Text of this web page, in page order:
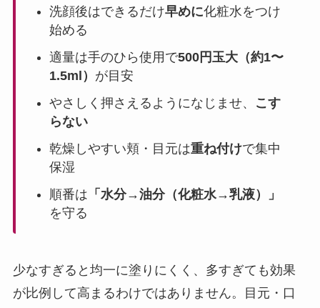
洗顔後はできるだけ早めに化粧水をつけ
始める
適量は手のひら使用で500円玉大（約1〜
1.5ml） が目安
やさしく押さえるようになじませ、
こす
らない
乾燥しやすい頬・目元は重ね付けで集中
保湿
順番は 「水分→油分（化粧水→乳液）」
を守る
少なすぎると均一に塗りにくく、多すぎても効果
が比例して高まるわけではありません。目元・口